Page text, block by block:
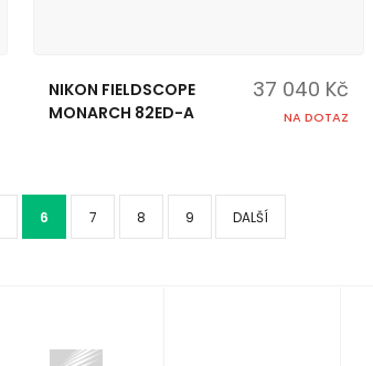
NIKON FIELDSCOPE
MONARCH 82ED-A
37 040 Kč
NA DOTAZ
6 7 8 9 DALŠÍ